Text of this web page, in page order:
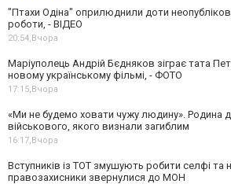
"Птахи Одіна" оприлюднили доти
роботи, - ВІДЕО
20:54,Вчора
Маріуполець Андрій Бєдняков зіграє тата
новому українському фільмі, - ФОТО
17:15,Вчора
«Ми не будемо ховати чужу людину». Родина
військового, якого визнали загиблим
16:17,Вчора
Вступників із ТОТ змушують робити селфі та
правозахисники звернулися до МОН